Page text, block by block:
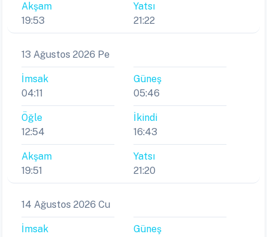
Akşam
19:53
Yatsı
21:22
13 Ağustos 2026 Pe
İmsak
04:11
Güneş
05:46
Öğle
12:54
İkindi
16:43
Akşam
19:51
Yatsı
21:20
14 Ağustos 2026 Cu
İmsak
Güneş